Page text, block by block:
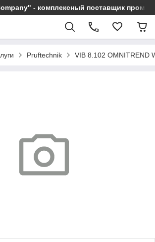
- комплексный поставщик
Pruftechnik VIB 8.102 OMNITREND